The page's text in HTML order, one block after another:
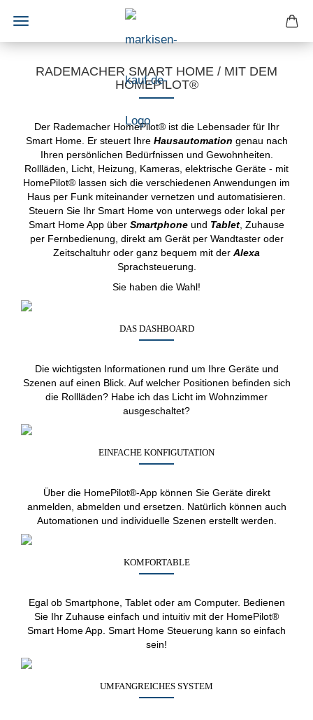
RADEMACHER SMART HOME / MIT DEM
HOMEPILOT®
Der Rademacher HomePilot® ist die Lebensader für Ihr
Smart Home. Er steuert Ihre Hausautomation genau nach
Ihren persönlichen Bedürfnissen und Gewohnheiten.
Rollläden, Licht, Heizung, Kameras, elektrische Geräte - mit
HomePilot® lassen sich die verschiedenen Anwendungen im
Haus per Funk miteinander vernetzen und automatisieren.
Steuern Sie Ihr Smart Home von unterwegs oder lokal per
Smart Home App über Smartphone und Tablet , Zuhause
per Fernbedienung, direkt am Gerät per Wandtaster oder
Zeitschaltuhr oder ganz bequem mit der Alexa
Sprachsteuerung.
Sie haben die Wahl!
DAS DASHBOARD
Die wichtigsten Informationen rund um Ihre Geräte und
Szenen auf einen Blick. Auf welcher Positionen befinden sich
die Rollläden? Habe ich das Licht im Wohnzimmer
ausgeschaltet?
EINFACHE KONFIGUTATION
Über die HomePilot®-App können Sie Geräte direkt
anmelden, abmelden und ersetzen. Natürlich können auch
Automationen und individuelle Szenen erstellt werden.
KOMFORTABLE
Egal ob Smartphone, Tablet oder am Computer. Bedienen
Sie Ihr Zuhause einfach und intuitiv mit der HomePilot®
Smart Home App. Smart Home Steuerung kann so einfach
sein!
UMFANGREICHES SYSTEM